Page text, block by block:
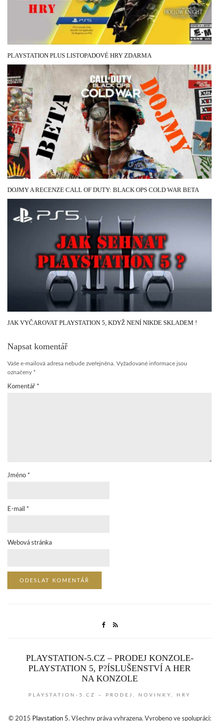
PLAYSTATION PLUS LISTOPADOVÉ HRY ZDARMA
12 ŘÍJNA, 2020
DOJMY A RECENZE CALL OF DUTY: BLACK OPS COLD WAR BETA
JAK VYČAROVAT PLAYSTATION 5, KDYŽ NENÍ NIKDE SKLADEM !
Napsat komentář
Vaše e-mailová adresa nebude zveřejněna. Vyžadované informace jsou
označeny *
Komentář *
Jméno *
E-mail *
Webová stránka
PLAYSTATION-5.CZ – PRODEJ KONZOLE­
PLAYSTATION 5, P?ÍSLUŠENSTVÍ­ A HER
NA KONZOLE
PLAYSTATION-5.CZ – PRODEJ, NOVINKY, HRY
© 2015 Playstation 5. Všechny práva vyhrazena. Vyrobeno ve spolupráci: